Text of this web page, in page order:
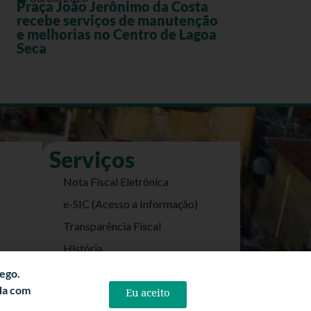
Praça João Jerônimo da Costa
recebe serviços de manutenção
e melhorias no Centro de Lagoa
Seca
Serviços
Nota Fiscal Eletrônica
e-SIC (Acesso a Informação)
Transparência Fiscal
História
Politica de Privacidade
com
Eu aceito